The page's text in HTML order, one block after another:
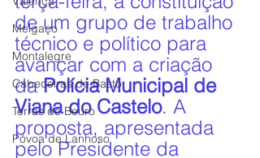
Melgaço
Montalegre
Cabeceiras de Basto
Terras de Bouro
Póvoa de Lanhoso
de um grupo de trabalho
técnico e político para
avançar com a criação
da Polícia Municipal de
Viana do Castelo. A
proposta, apresentada
pelo Presidente da